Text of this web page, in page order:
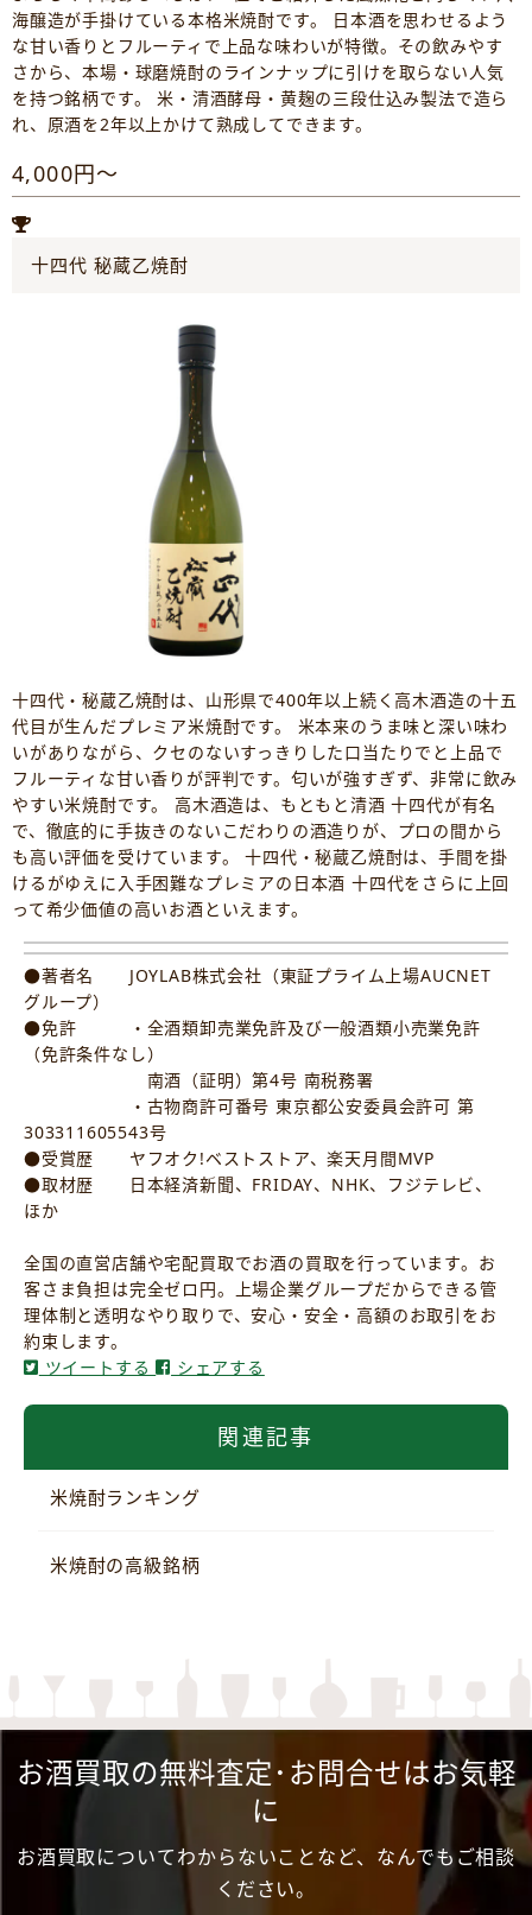
海醸造が手掛けている本格米焼酎です。 日本酒を思わせるよう
な甘い香りとフルーティで上品な味わいが特徴。その飲みやす
さから、本場・球磨焼酎のラインナップに引けを取らない人気
を持つ銘柄です。 米・清酒酵母・黄麹の三段仕込み製法で造ら
れ、原酒を2年以上かけて熟成してできます。
4,000円～
十四代 秘蔵乙焼酎
十四代・秘蔵乙焼酎は、山形県で400年以上続く高木酒造の十五
代目が生んだプレミア米焼酎です。 米本来のうま味と深い味わ
いがありながら、クセのないすっきりした口当たりでと上品で
フルーティな甘い香りが評判です。匂いが強すぎず、非常に飲み
やすい米焼酎です。 高木酒造は、もともと清酒 十四代が有名
で、徹底的に手抜きのないこだわりの酒造りが、プロの間から
も高い評価を受けています。 十四代・秘蔵乙焼酎は、手間を掛
けるがゆえに入手困難なプレミアの日本酒 十四代をさらに上回
って希少価値の高いお酒といえます。
●著者名 JOYLAB株式会社（東証プライム上場AUCNET
グループ）
●免許 ・全酒類卸売業免許及び一般酒類小売業免許
（免許条件なし）
南酒（証明）第4号 南税務署
・古物商許可番号 東京都公安委員会許可 第
303311605543号
●受賞歴 ヤフオク!ベストストア、楽天月間MVP
●取材歴 日本経済新聞、FRIDAY、NHK、フジテレビ、
ほか
全国の直営店舗や宅配買取でお酒の買取を行っています。お
客さま負担は完全ゼロ円。上場企業グループだからできる管
理体制と透明なやり取りで、安心・安全・高額のお取引をお
約束します。
ツイートする
シェアする
関連記事
米焼酎ランキング
米焼酎の高級銘柄
お酒買取の無料査定･お問合せはお気軽
に
お酒買取についてわからないことなど、なんでもご相談
ください。